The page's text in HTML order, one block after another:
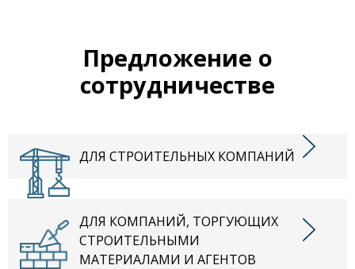
Предложение о
сотрудничестве
ДЛЯ СТРОИТЕЛЬНЫХ КОМПАНИЙ
ДЛЯ КОМПАНИЙ, ТОРГУЮЩИХ
СТРОИТЕЛЬНЫМИ
МАТЕРИАЛАМИ И АГЕНТОВ